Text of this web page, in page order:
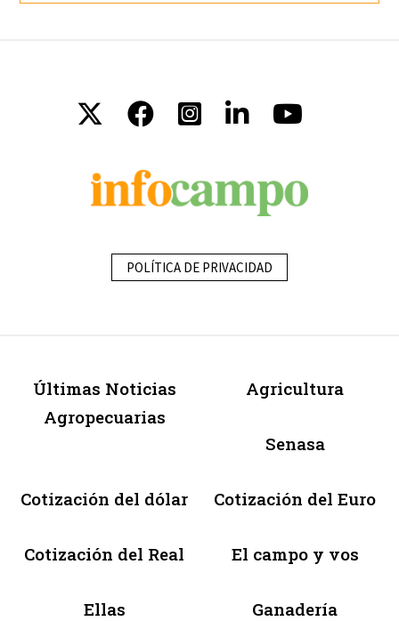
POLÍTICA DE PRIVACIDAD
Últimas Noticias
Agropecuarias
Agricultura
Senasa
Cotización del dólar Cotización del Euro
Cotización del Real El campo y vos
Ellas Ganadería